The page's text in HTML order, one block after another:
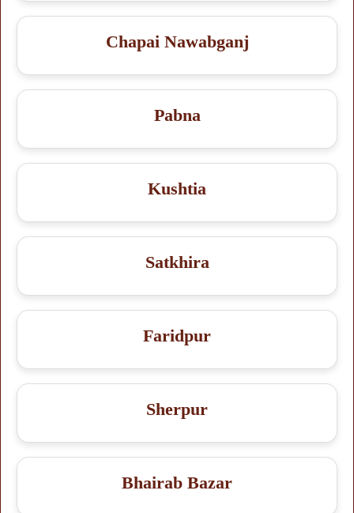
Chapai Nawabganj
Pabna
Kushtia
Satkhira
Faridpur
Sherpur
Bhairab Bazar